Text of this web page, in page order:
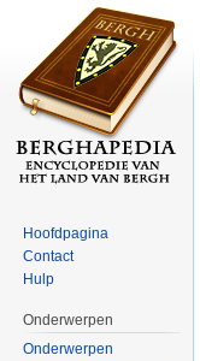
Hoofdpagina
Contact
Hulp
Onderwerpen
Onderwerpen